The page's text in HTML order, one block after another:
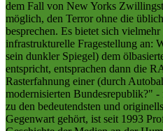
dem Fall von New Yorks
möglich, den Terror ohne die
besprechen. Es bietet sich
infrastrukturelle Fragestellung an:
sein dunkler Spiegel) dem
entspricht, entsprachen dann die
Rasterfahnung einer (durch
modernisierten Bundesrepublik?"
zu den bedeutendsten und
Gegenwart gehört, ist seit 1993